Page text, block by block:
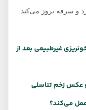
سرفه بروز می‌کند.
غیرطبیعی بعد از
زخم تناسلی